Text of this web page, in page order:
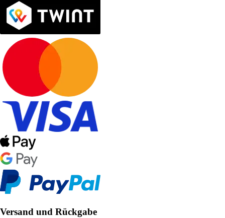
Versand und Rückgabe